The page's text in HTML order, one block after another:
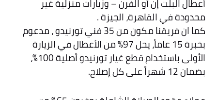
أعطال البلت إن أو الفرن – وزيارات منزلية غير
محدودة في القاهرة، الجيزة .
كما ان فريقنا مكون من 35 فني تورنيدو ، مدعوم
بخبرة 15 عاماً، يحل 97% من الأعطال في الزيارة
الأولى باستخدام قطع غيار تورنيدو أصلية 100%،
بضمان 12 شهراً على كل إصلاح.